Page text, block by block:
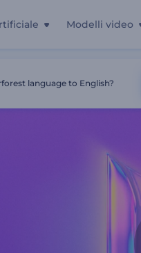
Modelli video
language to English?